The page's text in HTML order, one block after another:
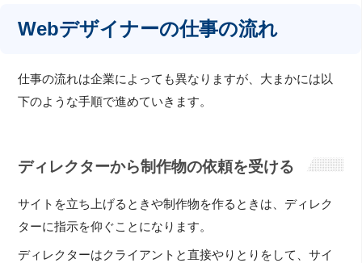
Webデザイナーの仕事の流れ
仕事の流れは企業によっても異なりますが、大まかには以
下のような手順で進めていきます。
ディレクターから制作物の依頼を受ける
サイトを立ち上げるときや制作物を作るときは、ディレク
ターに指示を仰ぐことになります。
ディレクターはクライアントと直接やりとりをして、サイ